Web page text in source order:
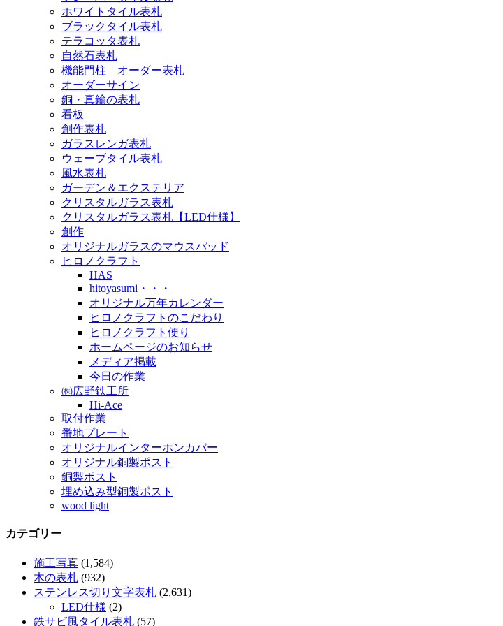
ホワイトタイル表札
ブラックタイル表札
テラコッタ表札
自然石表札
機能門柱 オーダー表札
オーダーサイン
銅・真鍮の表札
看板
創作表札
ガラスレンガ表札
ウェーブタイル表札
風水表札
ガーデン＆エクステリア
クリスタルガラス表札
クリスタルガラス表札【LED仕様】
創作
オリジナルガラスのマウスパッド
ヒロノクラフト
HAS
hitoyasumi・・・
オリジナル万年カレンダー
ヒロノクラフトのこだわり
ヒロノクラフト便り
ホームページのお知らせ
メディア掲載
今日の作業
㈱広野鉄工所
Hi-Ace
取付作業
番地プレート
オリジナルインターホンカバー
オリジナル銅製ポスト
銅製ポスト
埋め込み型銅製ポスト
wood light
カテゴリー
施工写真 (1,584)
木の表札 (932)
ステンレス切り文字表札 (2,631)
LED仕様 (2)
鉄サビ風タイル表札 (57)